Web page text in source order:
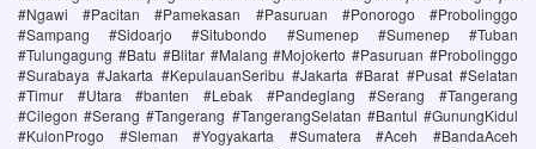
#Ngawi #Pacitan #Pamekasan #Pasuruan #Ponorogo #Probolinggo
#Sampang #Sidoarjo #Situbondo #Sumenep #Sumenep #Tuban
#Tulungagung #Batu #Blitar #Malang #Mojokerto #Pasuruan #Probolinggo
#Surabaya #Jakarta #KepulauanSeribu #Jakarta #Barat #Pusat #Selatan
#Timur #Utara #banten #Lebak #Pandeglang #Serang #Tangerang
#Cilegon #Serang #Tangerang #TangerangSelatan #Bantul #GunungKidul
#KulonProgo #Sleman #Yogyakarta #Sumatera #Aceh #BandaAceh